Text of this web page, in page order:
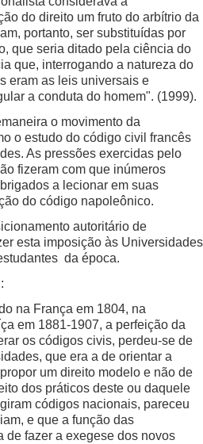
do direito um fruto do arbítrio da
portanto, ser substituídas por
que seria ditado pela ciência do
que, interrogando a natureza do
eram as leis universais e
a conduta do homem". (1999).
o movimento da
o estudo do código civil francês
As pressões exercidas pelo
fizeram com que inúmeros
a lecionar em suas
do código napoleônico.
autoritário de
esta imposição às Universidades
da época.
na França em 1804, na
em 1881-1907, a perfeição da
os códigos civis, perdeu-se de
que era a de orientar a
um direito modelo e não de
dos práticos deste ou daquele
códigos nacionais, pareceu
e que a função das
de fazer a exegese dos novos